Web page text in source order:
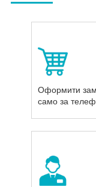
Оформити
само за